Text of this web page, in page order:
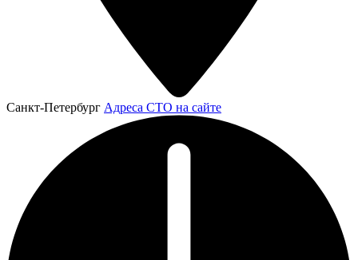
Санкт-Петербург Адреса СТО на сайте